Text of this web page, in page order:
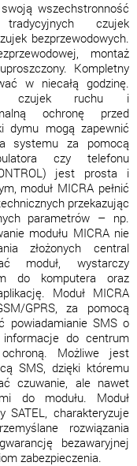
wszechstronność
czujek
bezprzewodowych.
montaż
Kompletny
w niecałą godzinę.
czujek ruchu i
ochronę przed
dymu mogą zapewnić
systemu za pomocą
czy telefonu
jest prosta i
moduł MICRA pełnić
przekazując
parametrów – np.
modułu MICRA nie
złożonych central
moduł, wystarczy
do komputera oraz
Moduł MICRA
GPRS, za pomocą
powiadamianie SMS o
informacje do centrum
Możliwe jest
SMS, dzięki któremu
czuwanie, ale nawet
do modułu. Moduł
SATEL, charakteryzuje
rozwiązania
bezawaryjnej
zabezpieczenia.